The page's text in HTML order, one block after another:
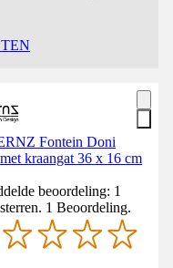
Fontein Doni
kraangat 36 x 16 cm
beoordeling: 1
1 Beoordeling.